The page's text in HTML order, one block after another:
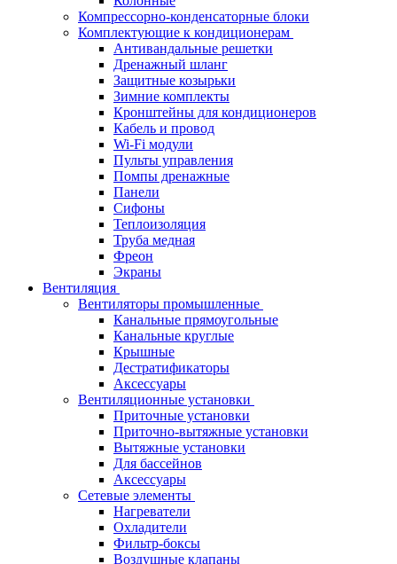
Компрессорно-конденсаторные блоки
Комплектующие к кондиционерам
Антивандальные решетки
Дренажный шланг
Защитные козырьки
Зимние комплекты
Кронштейны для кондиционеров
Кабель и провод
Wi-Fi модули
Пульты управления
Помпы дренажные
Панели
Сифоны
Теплоизоляция
Труба медная
Фреон
Экраны
Вентиляция
Вентиляторы промышленные
Канальные прямоугольные
Канальные круглые
Крышные
Дестратификаторы
Аксессуары
Вентиляционные установки
Приточные установки
Приточно-вытяжные установки
Вытяжные установки
Для бассейнов
Аксессуары
Сетевые элементы
Нагреватели
Охладители
Фильтр-боксы
Воздушные клапаны